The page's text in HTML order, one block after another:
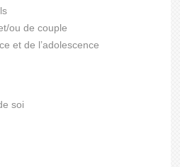
ou de couple
et de l’adolescence
soi